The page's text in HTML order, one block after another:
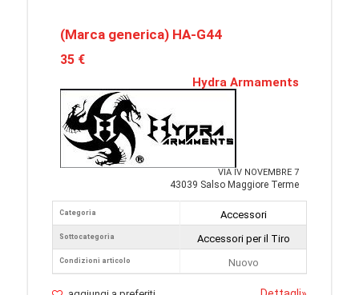
(Marca generica) HA-G44
35 €
Hydra Armaments
VIA IV NOVEMBRE 7
43039 Salso Maggiore Terme
Categoria
Sottocategoria
Condizioni articolo
Accessori
Accessori per il Tiro
Nuovo